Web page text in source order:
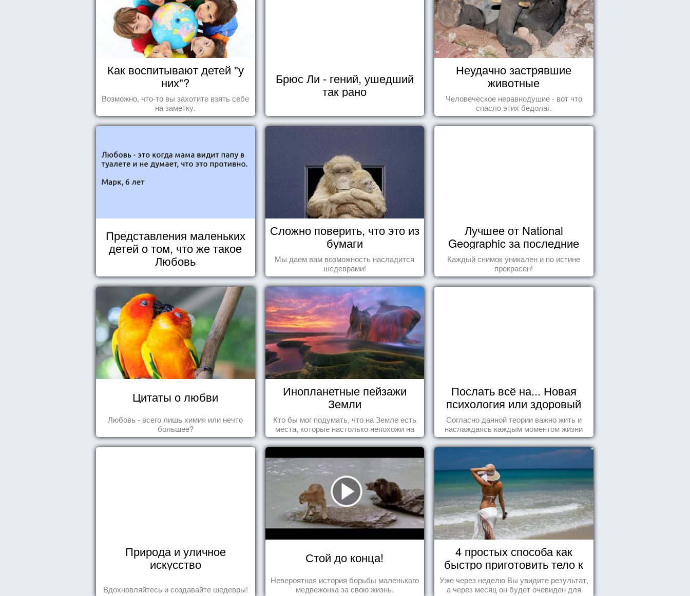
Как воспитывают детей "у
них"?
Возможно, что-то вы захотите взять себе
на заметку.
Брюс Ли - гений, ушедший
так рано
Неудачно застрявшие
животные
Человеческое неравнодушие - вот что
спасло этих бедолаг.
Представления маленьких
детей о том, что же такое
Любовь
Сложно поверить, что это из
бумаги
Мы даем вам возможность насладится
шедеврами!
Лучшее от National
Geographic за последние
пару лет
Каждый снимок уникален и по истине
прекрасен!
Цитаты о любви
Любовь - всего лишь химия или нечто
большее?
Инопланетные пейзажи
Земли
Кто бы мог подумать, что на Земле есть
места, которые настолько непохожи на
привычные для человечества пейзажи,
что кажутся и вовсе инопланетными!
Послать всё на... Новая
психология или здоровый
пофигизм.
Согласно данной теории важно жить и
наслаждаясь каждым моментом жизни
осознанно и с удовольствием. Как это,
попробуем разобраться на реальных
примерах.
Природа и уличное
искусство
Вдохновляйтесь и создавайте шедевры!
Стой до конца!
Невероятная история борьбы маленького
медвежонка за свою жизнь.
4 простых способа как
быстро приготовить тело к
морю
Уже через неделю Вы увидите результат,
а через месяц он будет очевиден для